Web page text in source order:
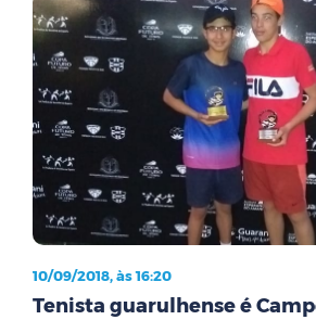
10/09/2018, às 16:20
Tenista guarulhense é